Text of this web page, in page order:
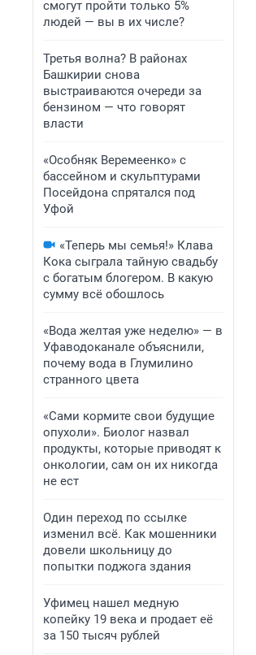
смогут пройти только 5%
людей — вы в их числе?
Третья волна? В районах
Башкирии снова
выстраиваются очереди за
бензином — что говорят
власти
«Особняк Веремеенко» с
бассейном и скульптурами
Посейдона спрятался под
Уфой
«Теперь мы семья!» Клава
Кока сыграла тайную свадьбу
с богатым блогером. В какую
сумму всё обошлось
«Вода желтая уже неделю» — в
Уфаводоканале объяснили,
почему вода в Глумилино
странного цвета
«Сами кормите свои будущие
опухоли». Биолог назвал
продукты, которые приводят к
онкологии, сам он их никогда
не ест
Один переход по ссылке
изменил всё. Как мошенники
довели школьницу до
попытки поджога здания
Уфимец нашел медную
копейку 19 века и продает её
за 150 тысяч рублей